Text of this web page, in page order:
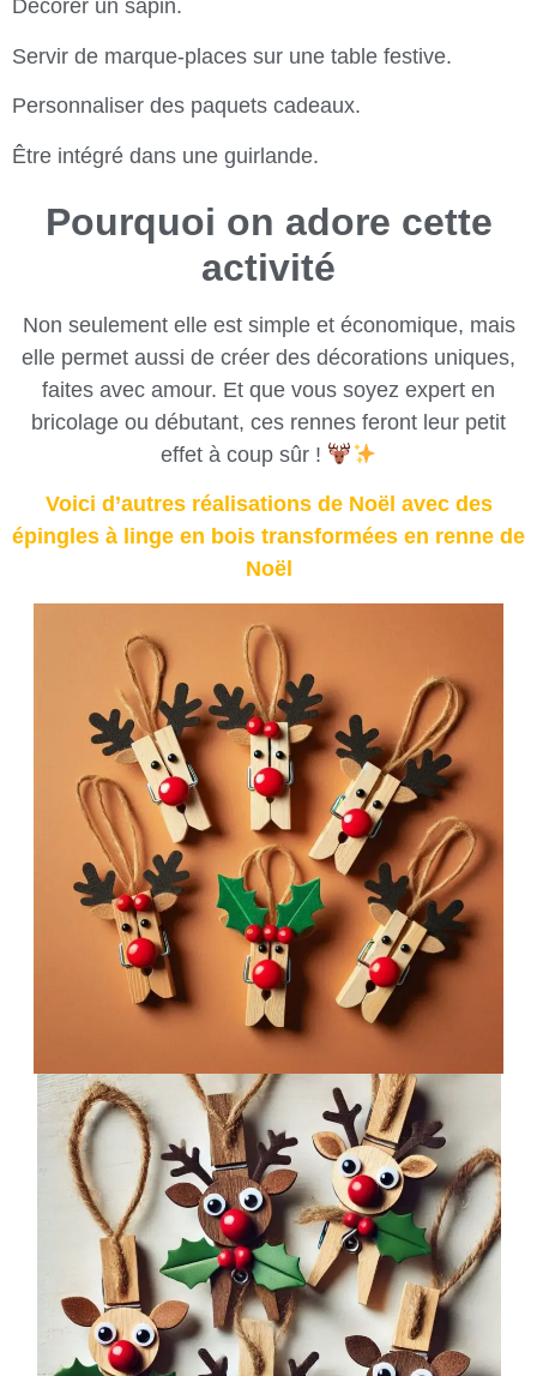
Décorer un sapin.
Servir de marque-places sur une table festive.
Personnaliser des paquets cadeaux.
Être intégré dans une guirlande.
Pourquoi on adore cette
activité
Non seulement elle est simple et économique, mais
elle permet aussi de créer des décorations uniques,
faites avec amour. Et que vous soyez expert en
bricolage ou débutant, ces rennes feront leur petit
effet à coup sûr !
Voici d’autres réalisations de Noël avec des
épingles à linge en bois transformées en renne de
Noël